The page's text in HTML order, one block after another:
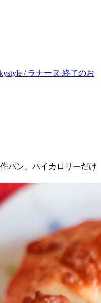
/ ラナーヌ 終了のお
パン、ハイカロリーだけ